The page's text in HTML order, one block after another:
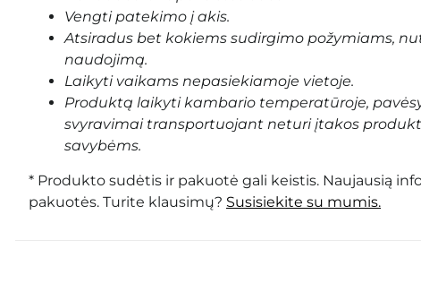
Vengti patekimo į akis.
Atsiradus bet kokiems sudirgimo požymiams,
naudojimą.
Laikyti vaikams nepasiekiamoje vietoje.
Produktą laikyti kambario temperatūroje,
svyravimai transportuojant neturi įtakos
savybėms.
* Produkto sudėtis ir pakuotė gali keistis. Naujausią
pakuotės. Turite klausimų? Susisiekite su mumis.